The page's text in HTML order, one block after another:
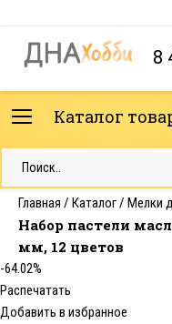
8
Каталог
Главная / Каталог/ Мелки
Набор пастели
мм, 12 цветов
-64.02%
Распечатать
Добавить в избранное